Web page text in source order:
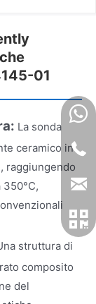
01
La sonda
ceramico in
raggiungendo
struttura di
composito
del